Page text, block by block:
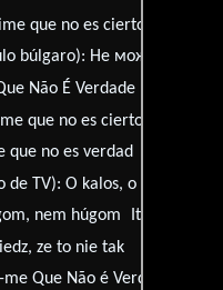
que no es cierto
búlgaro): Не може да бъде
Não É Verdade
que no es cierto
que no es verdad
de TV):O kalos, o kakos kai i
nem húgom Italia:
ze to nie tak
me Que Não é Verdade